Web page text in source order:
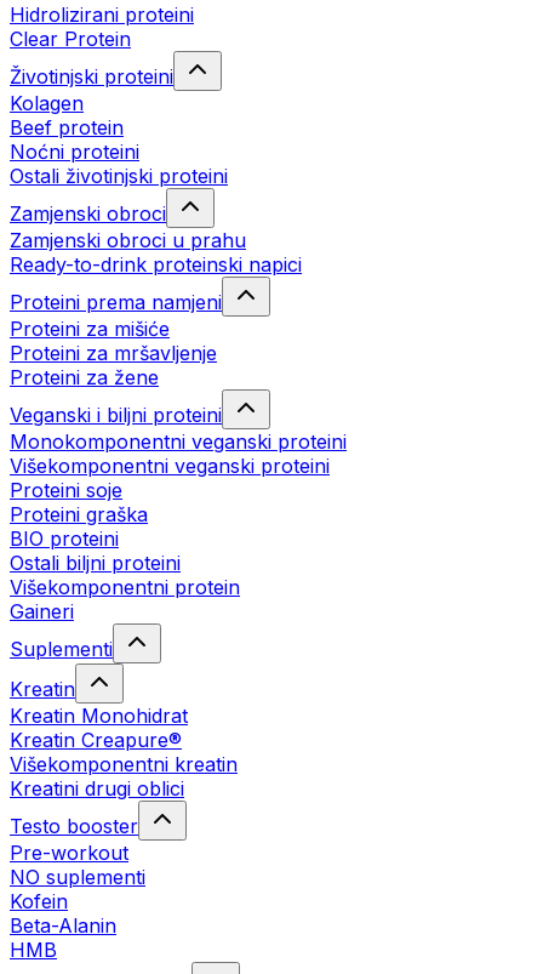
Hidrolizirani proteini
Clear Protein
Životinjski proteini
Kolagen
Beef protein
Noćni proteini
Ostali životinjski proteini
Zamjenski obroci
Zamjenski obroci u prahu
Ready-to-drink proteinski napici
Proteini prema namjeni
Proteini za mišiće
Proteini za mršavljenje
Proteini za žene
Veganski i biljni proteini
Monokomponentni veganski proteini
Višekomponentni veganski proteini
Proteini soje
Proteini graška
BIO proteini
Ostali biljni proteini
Višekomponentni protein
Gaineri
Suplementi
Kreatin
Kreatin Monohidrat
Kreatin Creapure®
Višekomponentni kreatin
Kreatini drugi oblici
Testo booster
Pre-workout
NO suplementi
Kofein
Beta-Alanin
HMB